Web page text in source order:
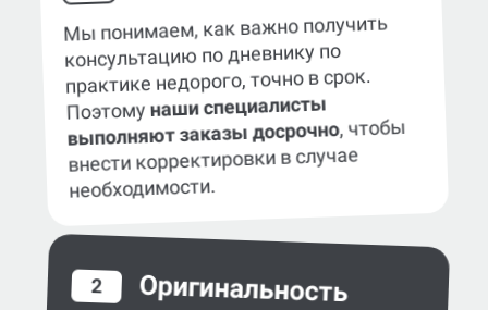
Мы понимаем, как важно получить
консультацию по дневнику по
практике недорого, точно в срок.
Поэтомунаши специалисты
выполняют заказы досрочно, чтобы
внести корректировки в случае
необходимости.
2 Оригинальность